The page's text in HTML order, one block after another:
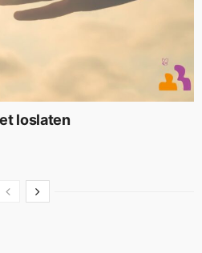
loslaten